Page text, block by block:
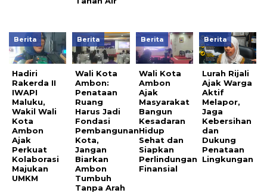
Berita
Hadiri
Rakerda II
IWAPI
Maluku,
Wakil Wali
Kota
Ambon
Ajak
Perkuat
Kolaborasi
Majukan
UMKM
Berita
Wali Kota
Ambon:
Penataan
Ruang
Harus Jadi
Fondasi
Pembangunan
Kota,
Jangan
Biarkan
Ambon
Tumbuh
Tanpa Arah
Berita
Wali Kota
Ambon
Ajak
Masyarakat
Bangun
Kesadaran
Hidup
Sehat dan
Siapkan
Perlindungan
Finansial
Berita
Lurah Rijali
Ajak Warga
Aktif
Melapor,
Jaga
Kebersihan
dan
Dukung
Penataan
Lingkungan